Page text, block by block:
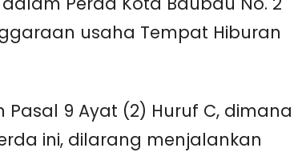
usaha Tempat Hiburan
9 Ayat (2) Huruf C, dimana
ini, dilarang menjalankan